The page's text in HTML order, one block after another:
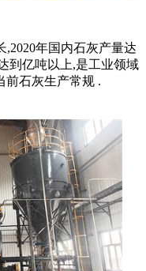
年国内石灰产量达
到亿吨以上,是工业领域
前石灰生产常规 .